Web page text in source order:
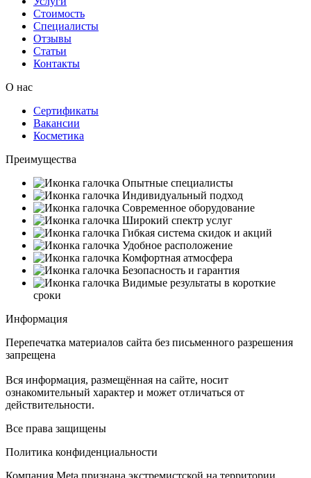
Стоимость
Специалисты
Отзывы
Статьи
Контакты
О нас
Сертификаты
Вакансии
Косметика
Преимущества
Опытные специалисты
Индивидуальный подход
Современное оборудование
Широкий спектр услуг
Гибкая система скидок и акций
Удобное расположение
Комфортная атмосфера
Безопасность и гарантия
Видимые результаты в короткие
сроки
Информация
Перепечатка материалов сайта без письменного разрешения
запрещена
Вся информация, размещённая на сайте, носит
ознакомительный характер и может отличаться от
действительности.
Все права защищены
Политика конфиденциальности
Компания Meta признана экстремистской на территории